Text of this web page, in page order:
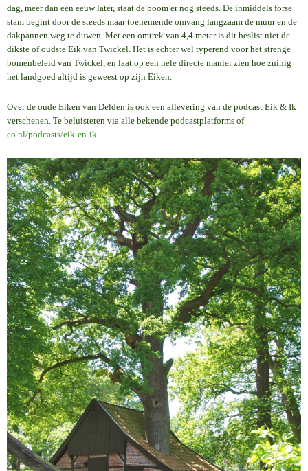
dag, meer dan een eeuw later, staat de boom er nog steeds. De inmiddels forse
stam begint door de steeds maar toenemende omvang langzaam de muur en de
dakpannen weg te duwen. Met een omtrek van 4,4 meter is dit beslist niet de
dikste of oudste Eik van Twickel. Het is echter wel typerend voor het strenge
bomenbeleid van Twickel, en laat op een hele directe manier zien hoe zuinig
het landgoed altijd is geweest op zijn Eiken.
Over de oude Eiken van Delden is ook een aflevering van de podcast Eik & Ik
verschenen. Te beluisteren via alle bekende podcastplatforms of
eo.nl/podcasts/eik-en-ik